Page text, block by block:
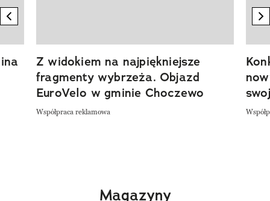
previous element
Z widokiem na najpiękniejsze
fragmenty wybrzeża. Objazd
EuroVelo w gminie Choczewo
Współpraca reklamowa
Magazyny